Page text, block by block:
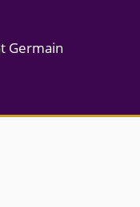
Germain